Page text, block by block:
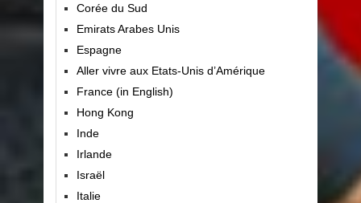
Corée du Sud
Emirats Arabes Unis
Espagne
Aller vivre aux Etats-Unis d’Amérique
France (in English)
Hong Kong
Inde
Irlande
Israël
Italie